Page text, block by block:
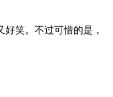
笑。不过可惜的是，